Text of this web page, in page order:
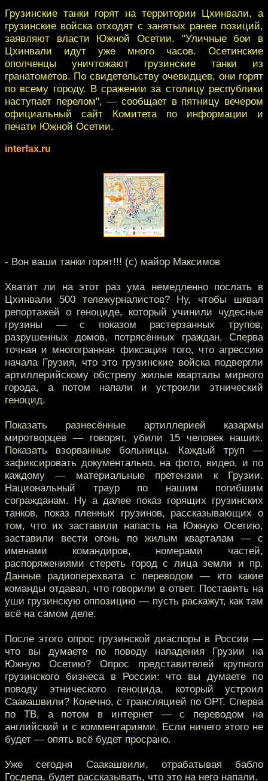
Грузинские танки горят на территории Цхинвали, а
грузинские войска отходят с занятых ранее позиций,
заявляют власти Южной Осетии. "Уличные бои в
Цхинвали идут уже много часов. Осетинские
ополченцы уничтожают грузинские танки из
гранатометов. По свидетельству очевидцев, они горят
по всему городу. В сражении за столицу республики
наступает перелом", — сообщает в пятницу вечером
официальный сайт Комитета по информации и
печати Южной Осетии.
interfax.ru
- Вон ваши танки горят!!! (с) майор Максимов
Хватит ли на этот раз ума немедленно послать в
Цхинвали 500 тележурналистов? Ну, чтобы шквал
репортажей о геноциде, который учинили чудесные
грузины — с показом растерзанных трупов,
разрушенных домов, потрясённых граждан. Сперва
точная и многогранная фиксация того, что агрессию
начала Грузия, что это грузинские войска подвергли
артиллерийскому обстрелу жилые кварталы мирного
города, а потом напали и устроили этнический
геноцид.
Показать разнесённые артиллерией казармы
миротворцев — говорят, убили 15 человек наших.
Показать взорванные больницы. Каждый труп —
зафиксировать документально, на фото, видео, и по
каждому — материальные претензии к Грузии.
Национальный траур по нашим погибшим
согражданам. Ну а далее показ горящих грузинских
танков, показ пленных грузинов, рассказывающих о
том, что их заставили напасть на Южную Осетию,
заставили вести огонь по жилым кварталам — с
именами командиров, номерами частей,
распоряжениями стереть город с лица земли и пр.
Данные радиоперехвата с переводом — кто какие
команды отдавал, что говорили в ответ. Поставить на
уши грузинскую оппозицию — пусть раскажут, как там
всё на самом деле.
После этого опрос грузинской диаспоры в России —
что вы думаете по поводу нападения Грузии на
Южную Осетию? Опрос представителей крупного
грузинского бизнеса в России: что вы думаете по
поводу этнического геноцида, который устроил
Саакашвили? Конечно, с трансляцией по ОРТ. Сперва
по ТВ, а потом в интернет — с переводом на
английский и с комментариями. Если ничего этого не
будет — опять всё будет просрано.
Уже сегодня Саакашвили, отрабатывая бабло
Госдепа, будет рассказывать, что это на него напали.